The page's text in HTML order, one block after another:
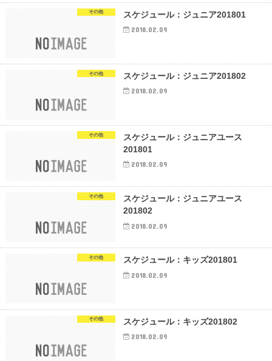
その他 スケジュール：ジュニア201801
2018.02.09
その他 スケジュール：ジュニア201802
2018.02.09
その他
スケジュール：ジュニアユース
201801
2018.02.09
その他
スケジュール：ジュニアユース
201802
2018.02.09
その他 スケジュール：キッズ201801
2018.02.09
その他 スケジュール：キッズ201802
2018.02.09